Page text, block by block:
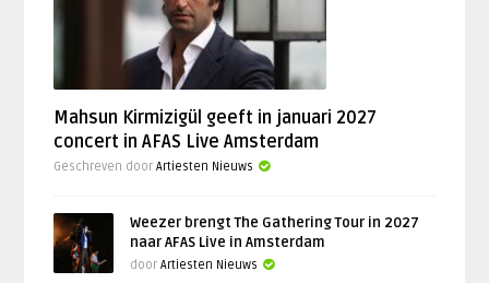
Mahsun Kirmizigül geeft in januari 2027
concert in AFAS Live Amsterdam
Geschreven doorArtiesten Nieuws
Weezer brengt The Gathering Tour in 2027
naar AFAS Live in Amsterdam
doorArtiesten Nieuws